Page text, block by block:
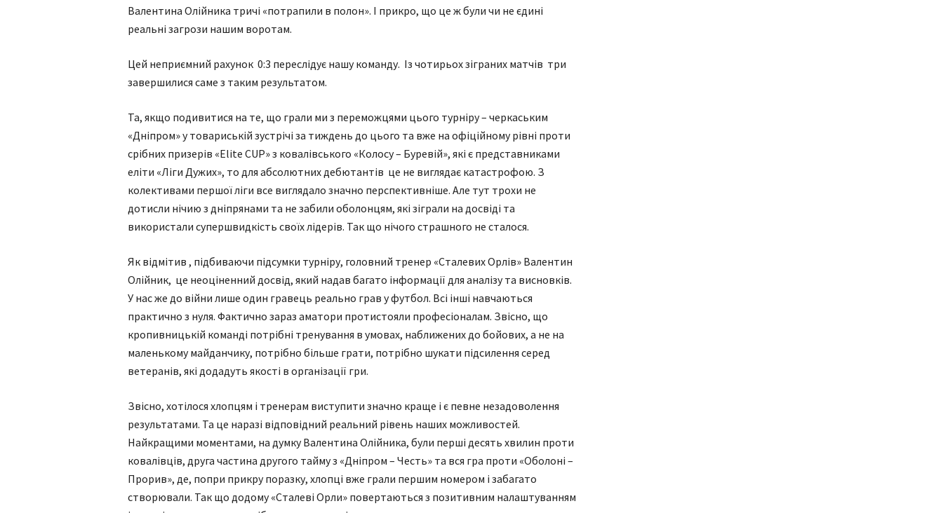
Валентина Олійника тричі «потрапили в полон». І прикро, що це ж були чи не єдині
реальні загрози нашим воротам.
Цей неприємний рахунок 0:3 переслідує нашу команду. Із чотирьох зіграних матчів три
завершилися саме з таким результатом.
Та, якщо подивитися на те, що грали ми з переможцями цього турніру – черкаським
«Дніпром» у товариській зустрічі за тиждень до цього та вже на офіційному рівні проти
срібних призерів «Elite CUP» з ковалівського «Колосу – Буревій», які є представниками
еліти «Ліги Дужих», то для абсолютних дебютантів це не виглядає катастрофою. З
колективами першої ліги все виглядало значно перспективніше. Але тут трохи не
дотисли нічию з дніпрянами та не забили оболонцям, які зіграли на досвіді та
використали супершвидкість своїх лідерів. Так що нічого страшного не сталося.
Як відмітив , підбиваючи підсумки турніру, головний тренер «Сталевих Орлів» Валентин
Олійник, це неоціненний досвід, який надав багато інформації для аналізу та висновків.
У нас же до війни лише один гравець реально грав у футбол. Всі інші навчаються
практично з нуля. Фактично зараз аматори протистояли професіоналам. Звісно, що
кропивницькій команді потрібні тренування в умовах, наближених до бойових, а не на
маленькому майданчику, потрібно більше грати, потрібно шукати підсилення серед
ветеранів, які додадуть якості в організації гри.
Звісно, хотілося хлопцям і тренерам виступити значно краще і є певне незадоволення
результатами. Та це наразі відповідний реальний рівень наших можливостей.
Найкращими моментами, на думку Валентина Олійника, були перші десять хвилин проти
ковалівців, друга частина другого тайму з «Дніпром – Честь» та вся гра проти «Оболоні –
Прорив», де, попри прикру поразку, хлопці вже грали першим номером і забагато
створювали. Так що додому «Сталеві Орли» повертаються з позитивним налаштуванням